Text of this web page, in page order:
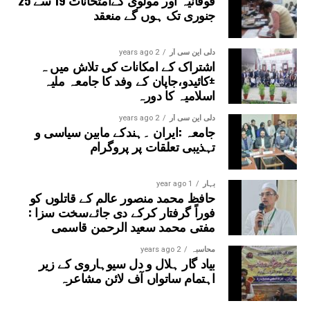
حالت میں ایس آئی آر پہلے ہی کرایا گیا ہو۔
جنوری تک ہوں گے منعقد
دلی این سی آر 2 years ago
اشتراک کے امکانات کی تلاش میں ہ
±کائیدو،جاپان کے وفد کا جامعہ ملیہ
اسلامیہ کا دورہ
دلی این سی آر 2 years ago
جامعہ :ایران ۔ہندکے مابین سیاسی و
تہذیبی تعلقات پر پروگرام
بہار 1 year ago
حافظ محمد منصور عالم کے قاتلوں کو
فوراً گرفتار کرکے دی جائےسخت سزا :
مفتی محمد سعید الرحمن قاسمی
محاسبہ 2 years ago
بیاد گار ہلال و دل سیوہاروی کے زیر
اہتمام ساتواں آف لائن مشاعرہ